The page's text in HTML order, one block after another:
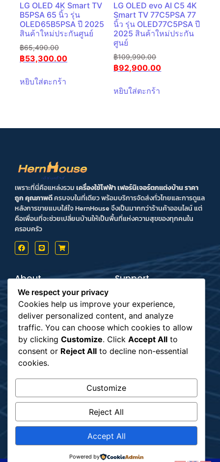
LG OLED 4K Smart TV
B5PSA 65 นิ้ว รุ่น
OLED65B5PSA ปี 2025
สินค้าใหม่ประกันศูนย์
฿65,490.00
฿53,300.00
หยิบใส่ตะกร้า
LG OLED evo AI C5 4K
Smart TV 77C5PSA 77
นิ้ว รุ่น OLED77C5PSA ปี
2025 สินค้าใหม่ประกัน
ศูนย์
฿109,990.00
฿92,900.00
หยิบใส่ตะกร้า
เพราะที่นี่คือแหล่งรวมเครื่องใช้ไฟฟ้า เฟอร์นิเจอร์ตกแต่งบ้าน ราคา
ถูก คุณภาพดีครบจบในที่เดียว พร้อมบริการจัดส่งทั่วไทยและการดูแล
หลังการขายแบบใส่ใจ HernHouse จึงเป็นมากกว่าร้านค้าออนไลน์ แต่
คือเพื่อนที่จะช่วยเปลี่ยนบ้านให้เป็นพื้นที่แห่งความสุขของทุกคนใน
ครอบครัว
About
Terms & Conditions
Privacy Policy
Support
Order Tracking
Payment
Shipping
Subscribe
We respect your privacy
Cookies help us improve your experience,
deliver personalized content, and analyze
traffic. You can choose which cookies to allow
by clicking Customize. Click Accept All to
consent or Reject All to decline non-essential
cookies.
Customize
Reject All
Accept All
Powered by